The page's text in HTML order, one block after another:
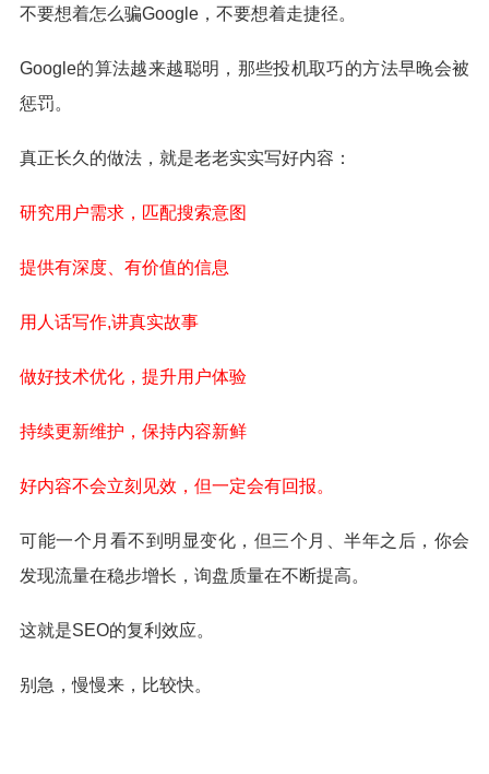
不要想着怎么骗Google，不要想着走捷径。
Google的算法越来越聪明，那些投机取巧的方法早晚会被
惩罚。
真正长久的做法，就是老老实实写好内容：
研究用户需求，匹配搜索意图
提供有深度、有价值的信息
用人话写作,讲真实故事
做好技术优化，提升用户体验
持续更新维护，保持内容新鲜
好内容不会立刻见效，但一定会有回报。
可能一个月看不到明显变化，但三个月、半年之后，你会
发现流量在稳步增长，询盘质量在不断提高。
这就是SEO的复利效应。
别急，慢慢来，比较快。